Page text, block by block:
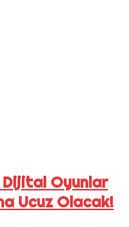
Oyunlar
Ucuz Olacak!